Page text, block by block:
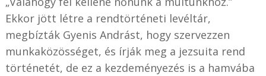
Ekkor jött létre a rendtörténeti levéltár,
megbízták Gyenis Andrást, hogy szervezzen
munkaközösséget, és írják meg a jezsuita rend
történetét, de ez a kezdeményezés is a hamvába